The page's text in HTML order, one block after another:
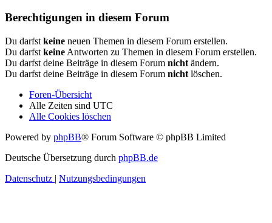
Berechtigungen in diesem Forum
Du darfst keine neuen Themen in diesem Forum erstellen.
Du darfst keine Antworten zu Themen in diesem Forum erstellen.
Du darfst deine Beiträge in diesem Forum nicht ändern.
Du darfst deine Beiträge in diesem Forum nicht löschen.
Foren-Übersicht
Alle Zeiten sind UTC
Alle Cookies löschen
Powered by phpBB® Forum Software © phpBB Limited
Deutsche Übersetzung durch phpBB.de
Datenschutz | Nutzungsbedingungen